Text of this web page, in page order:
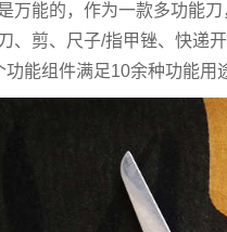
万能的，作为一款多功能
、剪、尺子/指甲锉、快递
功能组件满足10余种功能用